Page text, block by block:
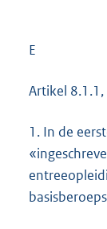
E
Artikel
1. In de